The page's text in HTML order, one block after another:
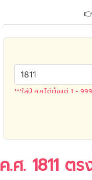
***ใส่ปี ค.ศ.ได้ตั้งแต่ 1 -
ค.ศ. 1811 ต